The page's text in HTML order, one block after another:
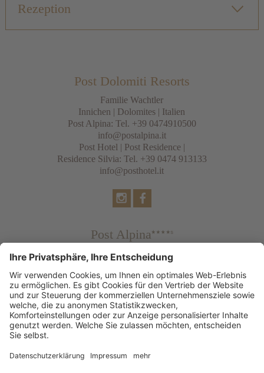
Rezeption
Post Dolomiti Resorts
Familie Wachtler
Innichen | Dolomites | Italien
Post Alpina: Tel. +39 0474910500
info@postalpina.it
Post Hotel | Post Residence |
Residence Silvia: Tel. +39 0474 913133
info@posthotel.it
Post Alpina
Post Hotel
Tradition & Lifestyle
Post Residence & Residence Silvia